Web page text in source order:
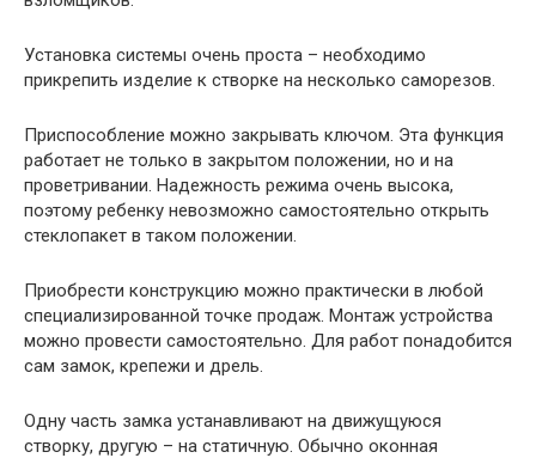
Установка системы очень проста – необходимо
прикрепить изделие к створке на несколько саморезов.
Приспособление можно закрывать ключом. Эта функция
работает не только в закрытом положении, но и на
проветривании. Надежность режима очень высока,
поэтому ребенку невозможно самостоятельно открыть
стеклопакет в таком положении.
Приобрести конструкцию можно практически в любой
специализированной точке продаж. Монтаж устройства
можно провести самостоятельно. Для работ понадобится
сам замок, крепежи и дрель.
Одну часть замка устанавливают на движущуюся
створку, другую – на статичную. Обычно оконная